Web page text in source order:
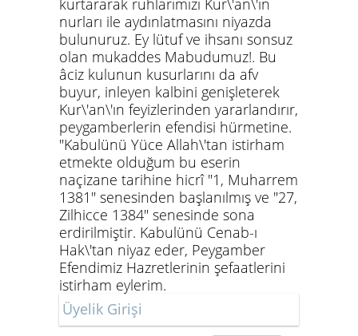
kurtararak ruhlarımızı Kur\'an\'ın
nurları ile aydınlatmasını niyazda
bulunuruz. Ey lütuf ve ihsanı sonsuz
olan mukaddes Mabudumuz!. Bu
âciz kulunun kusurlarını da afv
buyur, inleyen kalbini genişleterek
Kur\'an\'ın feyizlerinden yararlandırır,
peygamberlerin efendisi hürmetine.
"Kabulünü Yüce Allah\'tan istirham
etmekte olduğum bu eserin
naçizane tarihine hicrî "1, Muharrem
1381" senesinden başlanılmış ve "27,
Zilhicce 1384" senesinde sona
erdirilmiştir. Kabulünü Cenab-ı
Hak\'tan niyaz eder, Peygamber
Efendimiz Hazretlerinin şefaatlerini
istirham eylerim.
Üyelik Girişi